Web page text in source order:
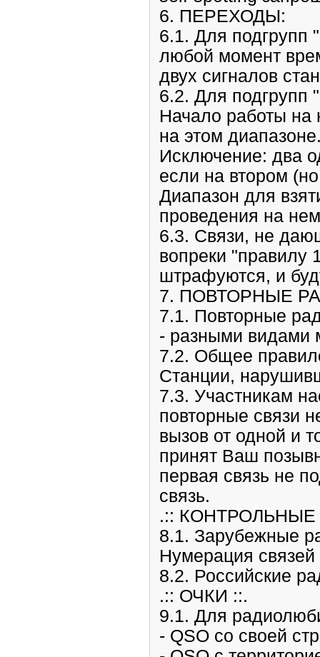
6. ПЕРЕХОДЫ:
6.1. Для подгрупп
любой момент
двух сигналов
6.2. Для подгрупп
Начало работы на
на этом
Исключение: два
если на втором
Диапазон для
проведения на
6.3. Связи, не
вопреки "правилу
штрафуются, и
7. ПОВТОРНЫЕ
7.1. Повторные
- разными видами
7.2. Общее
Станции,
7.3. Участникам
повторные связи
вызов от одной и
принят Ваш
первая связь не
связь.
.::
8.1. Зарубежные
Нумерация
8.2. Российские
.:: ОЧКИ ::.
9.1. Для
- QSO со своей